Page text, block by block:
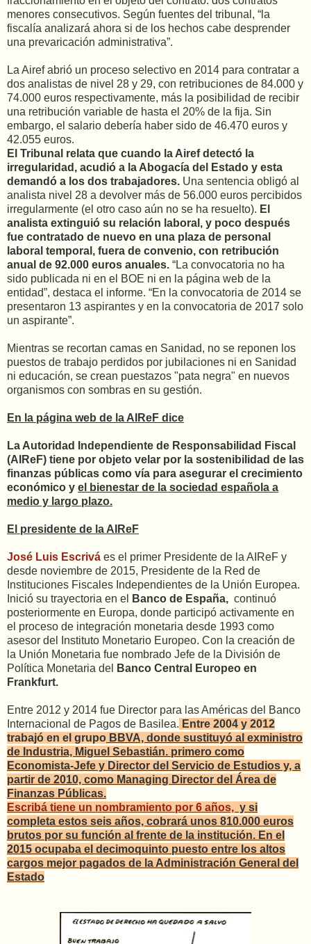
menores consecutivos. Según fuentes del tribunal, “la
fiscalía analizará ahora si de los hechos cabe desprender
una prevaricación administrativa”.
La Airef abrió un proceso selectivo en 2014 para contratar a
dos analistas de nivel 28 y 29, con retribuciones de 84.000 y
74.000 euros respectivamente, más la posibilidad de recibir
una retribución variable de hasta el 20% de la fija. Sin
embargo, el salario debería haber sido de 46.470 euros y
42.055 euros.
El Tribunal relata que cuando la Airef detectó la
irregularidad, acudió a la Abogacía del Estado y esta
demandó a los dos trabajadores. Una sentencia obligó al
analista nivel 28 a devolver más de 56.000 euros percibidos
irregularmente (el otro caso aún no se ha resuelto). El
analista extinguió su relación laboral, y poco después
fue contratado de nuevo en una plaza de personal
laboral temporal, fuera de convenio, con retribución
anual de 92.000 euros anuales. “La convocatoria no ha
sido publicada ni en el BOE ni en la página web de la
entidad”, destaca el informe. “En la convocatoria de 2014 se
presentaron 13 aspirantes y en la convocatoria de 2017 solo
un aspirante”.
Mientras se recortan camas en Sanidad, no se reponen los
puestos de trabajo perdidos por jubilaciones ni en Sanidad
ni educación, se crean puestazos "pata negra" en nuevos
organismos con sombras en su gestión.
En la página web de la AIReF dice
La Autoridad Independiente de Responsabilidad Fiscal
(AIReF) tiene por objeto velar por la sostenibilidad de las
finanzas públicas como vía para asegurar el crecimiento
económico y el bienestar de la sociedad española a
medio y largo plazo.
El presidente de la AIReF
José Luis Escrivá es el primer Presidente de la AIReF y
desde noviembre de 2015, Presidente de la Red de
Instituciones Fiscales Independientes de la Unión Europea.
Inició su trayectoria en el
Banco de España, continuó
posteriormente en Europa, donde participó activamente en
el proceso de integración monetaria desde 1993 como
asesor del Instituto Monetario Europeo. Con la creación de
la Unión Monetaria fue nombrado Jefe de la División de
Política Monetaria del
Banco Central Europeo en
Frankfurt.
Entre 2012 y 2014 fue Director para las Américas del Banco
Internacional de Pagos de Basilea. Entre 2004 y 2012
trabajó en el grupo BBVA, donde sustituyó al exministro
de Industria, Miguel Sebastián. primero como
Economista-Jefe y Director del Servicio de Estudios y, a
partir de 2010, como Managing Director del Área de
Finanzas Públicas.
Escribá tiene un nombramiento por 6 años, y si
completa estos seis años, cobrará unos 810.000 euros
brutos por su función al frente de la institución. En el
2015 ocupaba el decimoquinto puesto entre los altos
cargos mejor pagados de la Administración General del
Estado